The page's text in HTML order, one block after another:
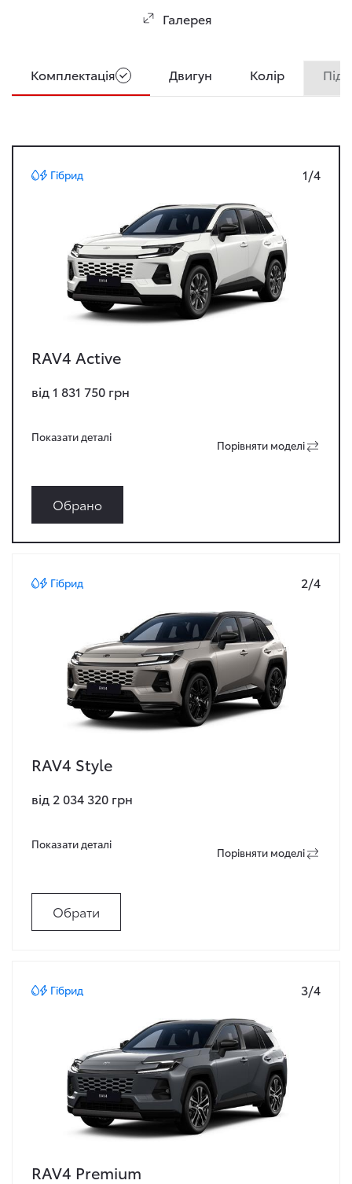
Галерея
Комплектація Двигун Колір
Гібрид 1/4
RAV4 Active
від 1 831 750 грн
Показати деталi
Порiвняти моделi
Обрано
Гібрид 2/4
RAV4 Style
від 2 034 320 грн
Показати деталi
Порiвняти моделi
Обрати
Гібрид 3/4
RAV4 Premium